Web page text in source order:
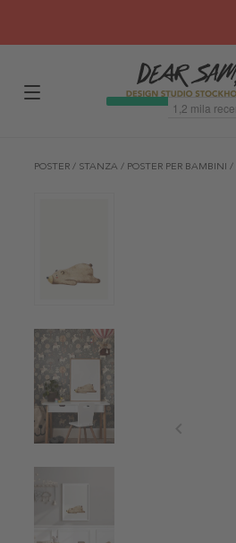
POSTER / STANZA / POSTER PER BAMBINI /